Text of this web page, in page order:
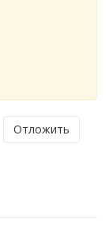
Отложить